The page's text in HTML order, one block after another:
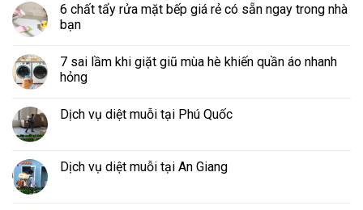
6 chất tẩy rửa mặt bếp giá rẻ có sẵn ngay trong nhà
bạn
7 sai lầm khi giặt giũ mùa hè khiến quần áo nhanh
hỏng
Dịch vụ diệt muỗi tại Phú Quốc
Dịch vụ diệt muỗi tại An Giang